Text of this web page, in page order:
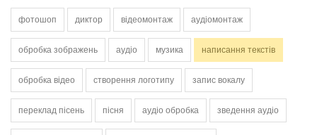
фотошоп диктор відеомонтаж аудіомонтаж
обробка зображень аудіо музика написання текстів
обробка відео створення логотипу запис вокалу
переклад пісень пісня аудіо обробка зведення аудіо